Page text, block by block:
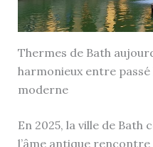
Thermes de Bath
harmonieux entre
moderne
En 2025, la ville de Bath
l’âme antique